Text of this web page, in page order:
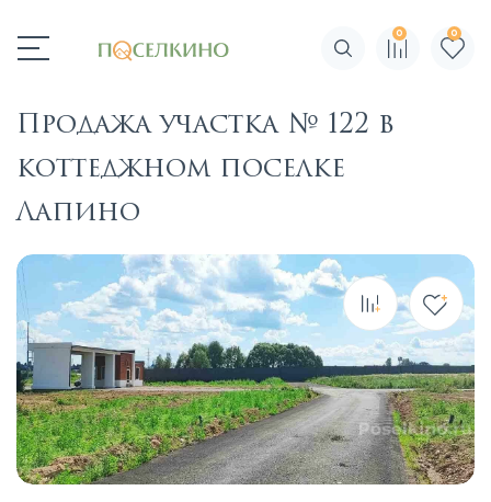
Поиск по сайту
0 0
Продажа участка № 122 в
коттеджном поселке
Лапино